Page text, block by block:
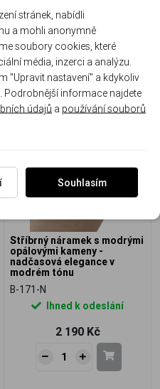
B-180-N
Ihned k odeslání
2 290 Kč
Stříbrný náramek s modrými
opálovými kameny -
nadčasová elegance v
modrém tónu
B-171-N
Ihned k odeslání
2 190 Kč
stránek, nabídli
a mohli anonymně
soubory cookies, které
média, inzerci a analýzu.
"Upravit nastavení" a kdykoliv
Podrobnější informace najdete
údajů a používání souborů
Souhlasím